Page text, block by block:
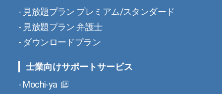
見放題プラン プレミアム/スタンダード
見放題プラン 弁護士
ダウンロードプラン
士業向けサポートサービス
Mochi-ya